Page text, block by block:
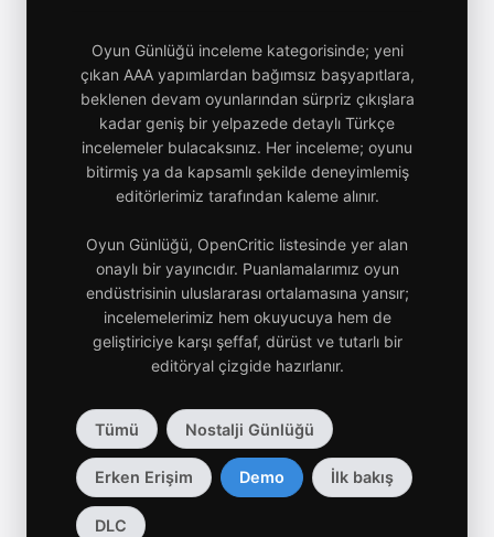
Yeni çıkan oyunların detaylı
Oyun Günlüğü inceleme kategorisinde; yeni
çıkan AAA yapımlardan bağımsız başyapıtlara,
beklenen devam oyunlarından sürpriz çıkışlara
kadar geniş bir yelpazede detaylı Türkçe
incelemeler bulacaksınız. Her inceleme; oyunu
bitirmiş ya da kapsamlı şekilde deneyimlemiş
editörlerimiz tarafından kaleme alınır.
Oyun Günlüğü, OpenCritic listesinde yer alan
onaylı bir yayıncıdır. Puanlamalarımız oyun
endüstrisinin uluslararası ortalamasına yansır;
incelemelerimiz hem okuyucuya hem de
geliştiriciye karşı şeffaf, dürüst ve tutarlı bir
editöryal çizgide hazırlanır.
Tümü Nostalji Günlüğü
Erken Erişim Demo İlk bakış
DLC